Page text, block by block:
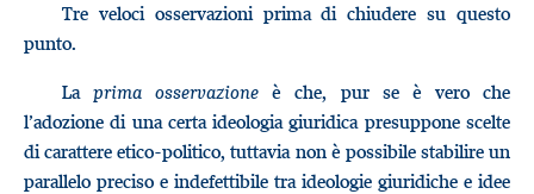
Tre veloci osservazioni prima di chiudere su questo
punto.
Laprima osservazione è che, pur se è vero che
l’adozione di una certa ideologia giuridica presuppone scelte
di carattere etico-politico, tuttavia non è possibile stabilire un
parallelo preciso e indefettibile tra ideologie giuridiche e idee